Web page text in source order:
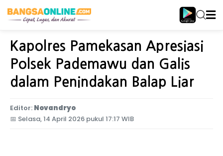
Home Jawa Timur
Kapolres Pamekasan Apresiasi
Polsek Pademawu dan Galis
dalam Penindakan Balap Liar
Editor: Novandryo
📅 Selasa, 14 April 2026 pukul 17:17 WIB